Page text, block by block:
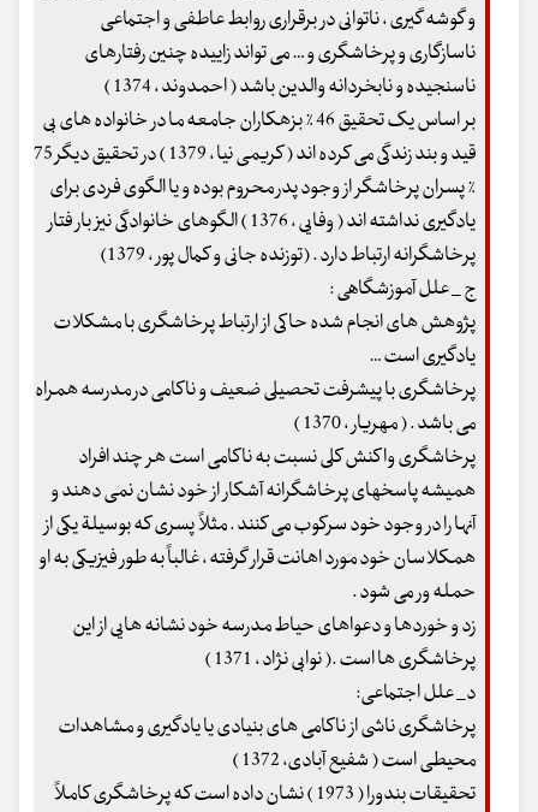
و گوشه گیری ، ناتوانی در برقراری روابط عاطفی و اجتماعی
ناسازگاری و پرخاشگری و … می تواند زاییده چنین رفتارهای
ناسنجیده و نابخردانه والدین باشد ( احمدوند ، 1374 )
بر اساس یک تحقیق 46 % بزهکاران جامعه ما در خانواده های بی
قید و بند زندگی می کرده اند ( کریمی نیا ، 1379 ) در تحقیق دیگر 75
% پسران پرخاشگر از وجود پدر محروم بوده و یا الگوی فردی برای
یادگیری نداشته اند ( وفایی ، 1376 ) الگوهای خانوادگی نیز بار فتار
پرخاشگرانه ارتباط دارد . (توزنده جانی و کمال پور ، 1379)
ج _ علل آموزشگاهی :
پژوهش های انجام شده حاکی از ارتباط پرخاشگری با مشکلات
یادگیری است …
پرخاشگری با پیشرفت تحصیلی ضعیف و ناکامی در مدرسه همراه
می باشد . ( مهریار ، 1370 )
پرخاشگری واکنش کلی نسبت به ناکامی است هر چند افراد
همیشه پاسخهای پرخاشگرانه آشکار از خود نشان نمی دهند و
آنها را در وجود خود سرکوب می کنند . مثلاً پسری که بوسیلة یکی از
همکلاسان خود مورد اهانت قرار گرفته ، غالباً به طور فیزیکی به او
حمله ور می شود .
زد و خوردها و دعواهای حیاط مدرسه خود نشانه هایی از این
پرخاشگری ها است .( نوابی نژاد ، 1371 )
د_ علل اجتماعی:
پرخاشگری ناشی از ناکامی های بنیادی یا یادگیری و مشاهدات
محیطی است ( شفیع آبادی، 1372 )
تحقیقات بندورا ( 1973 ) نشان داده است که پرخاشگری کاملاً